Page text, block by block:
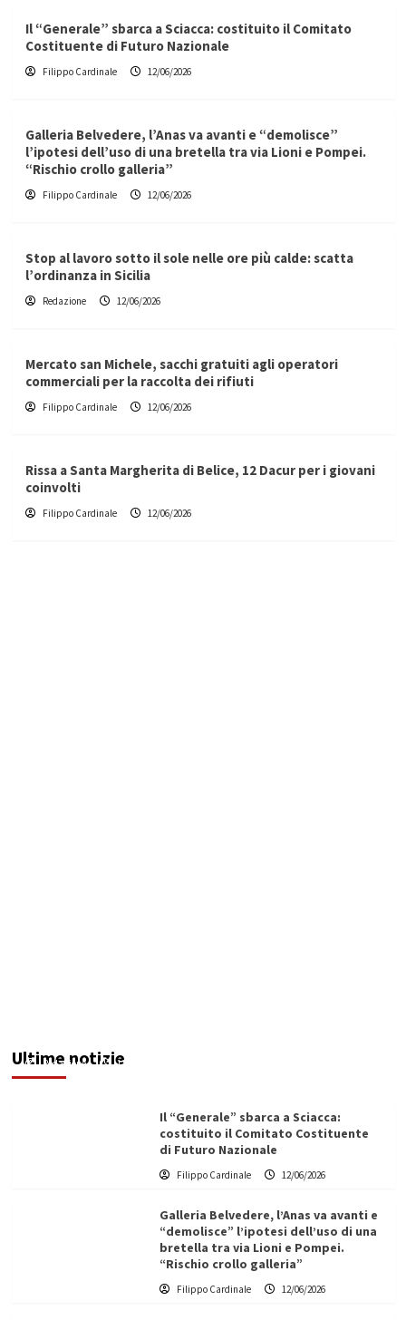
Il “Generale” sbarca a Sciacca: costituito il Comitato
Costituente di Futuro Nazionale
Filippo Cardinale 12/06/2026
Galleria Belvedere, l’Anas va avanti e “demolisce”
l’ipotesi dell’uso di una bretella tra via Lioni e Pompei.
“Rischio crollo galleria”
Filippo Cardinale 12/06/2026
Stop al lavoro sotto il sole nelle ore più calde: scatta
l’ordinanza in Sicilia
Redazione 12/06/2026
Mercato san Michele, sacchi gratuiti agli operatori
commerciali per la raccolta dei rifiuti
Filippo Cardinale 12/06/2026
Rissa a Santa Margherita di Belice, 12 Dacur per i giovani
coinvolti
Filippo Cardinale 12/06/2026
Ultime notizie
Redazione 12/06/2026
Il “Generale” sbarca a Sciacca:
costituito il Comitato Costituente
di Futuro Nazionale
Filippo Cardinale 12/06/2026
Galleria Belvedere, l’Anas va avanti e
“demolisce” l’ipotesi dell’uso di una
bretella tra via Lioni e Pompei.
“Rischio crollo galleria”
Filippo Cardinale 12/06/2026